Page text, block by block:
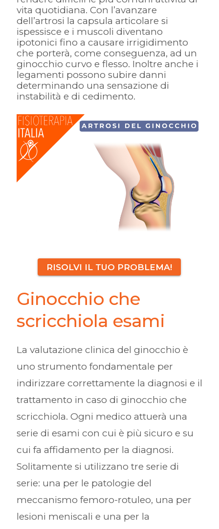
vita quotidiana. Con l’avanzare
dell’artrosi la capsula articolare si
ispessisce e i muscoli diventano
ipotonici fino a causare irrigidimento
che porterà, come conseguenza, ad un
ginocchio curvo e flesso. Inoltre anche i
legamenti possono subire danni
determinando una sensazione di
instabilità e di cedimento.
RISOLVI IL TUO PROBLEMA!
Ginocchio che
scricchiola esami
La valutazione clinica del ginocchio è
uno strumento fondamentale per
indirizzare correttamente la diagnosi e il
trattamento in caso di ginocchio che
scricchiola. Ogni medico attuerà una
serie di esami con cui è più sicuro e su
cui fa affidamento per la diagnosi.
Solitamente si utilizzano tre serie di
serie: una per le patologie del
meccanismo femoro-rotuleo, una per
lesioni meniscali e una per la